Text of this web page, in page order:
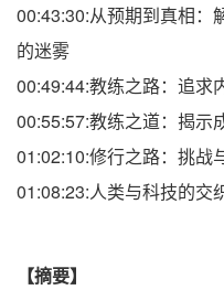
00:43:30:从预期到真相：
的迷雾
00:49:44:教练之路：追求
00:55:57:教练之道：揭示
01:02:10:修行之路：挑战
01:08:23:人类与科技的交
【摘要】